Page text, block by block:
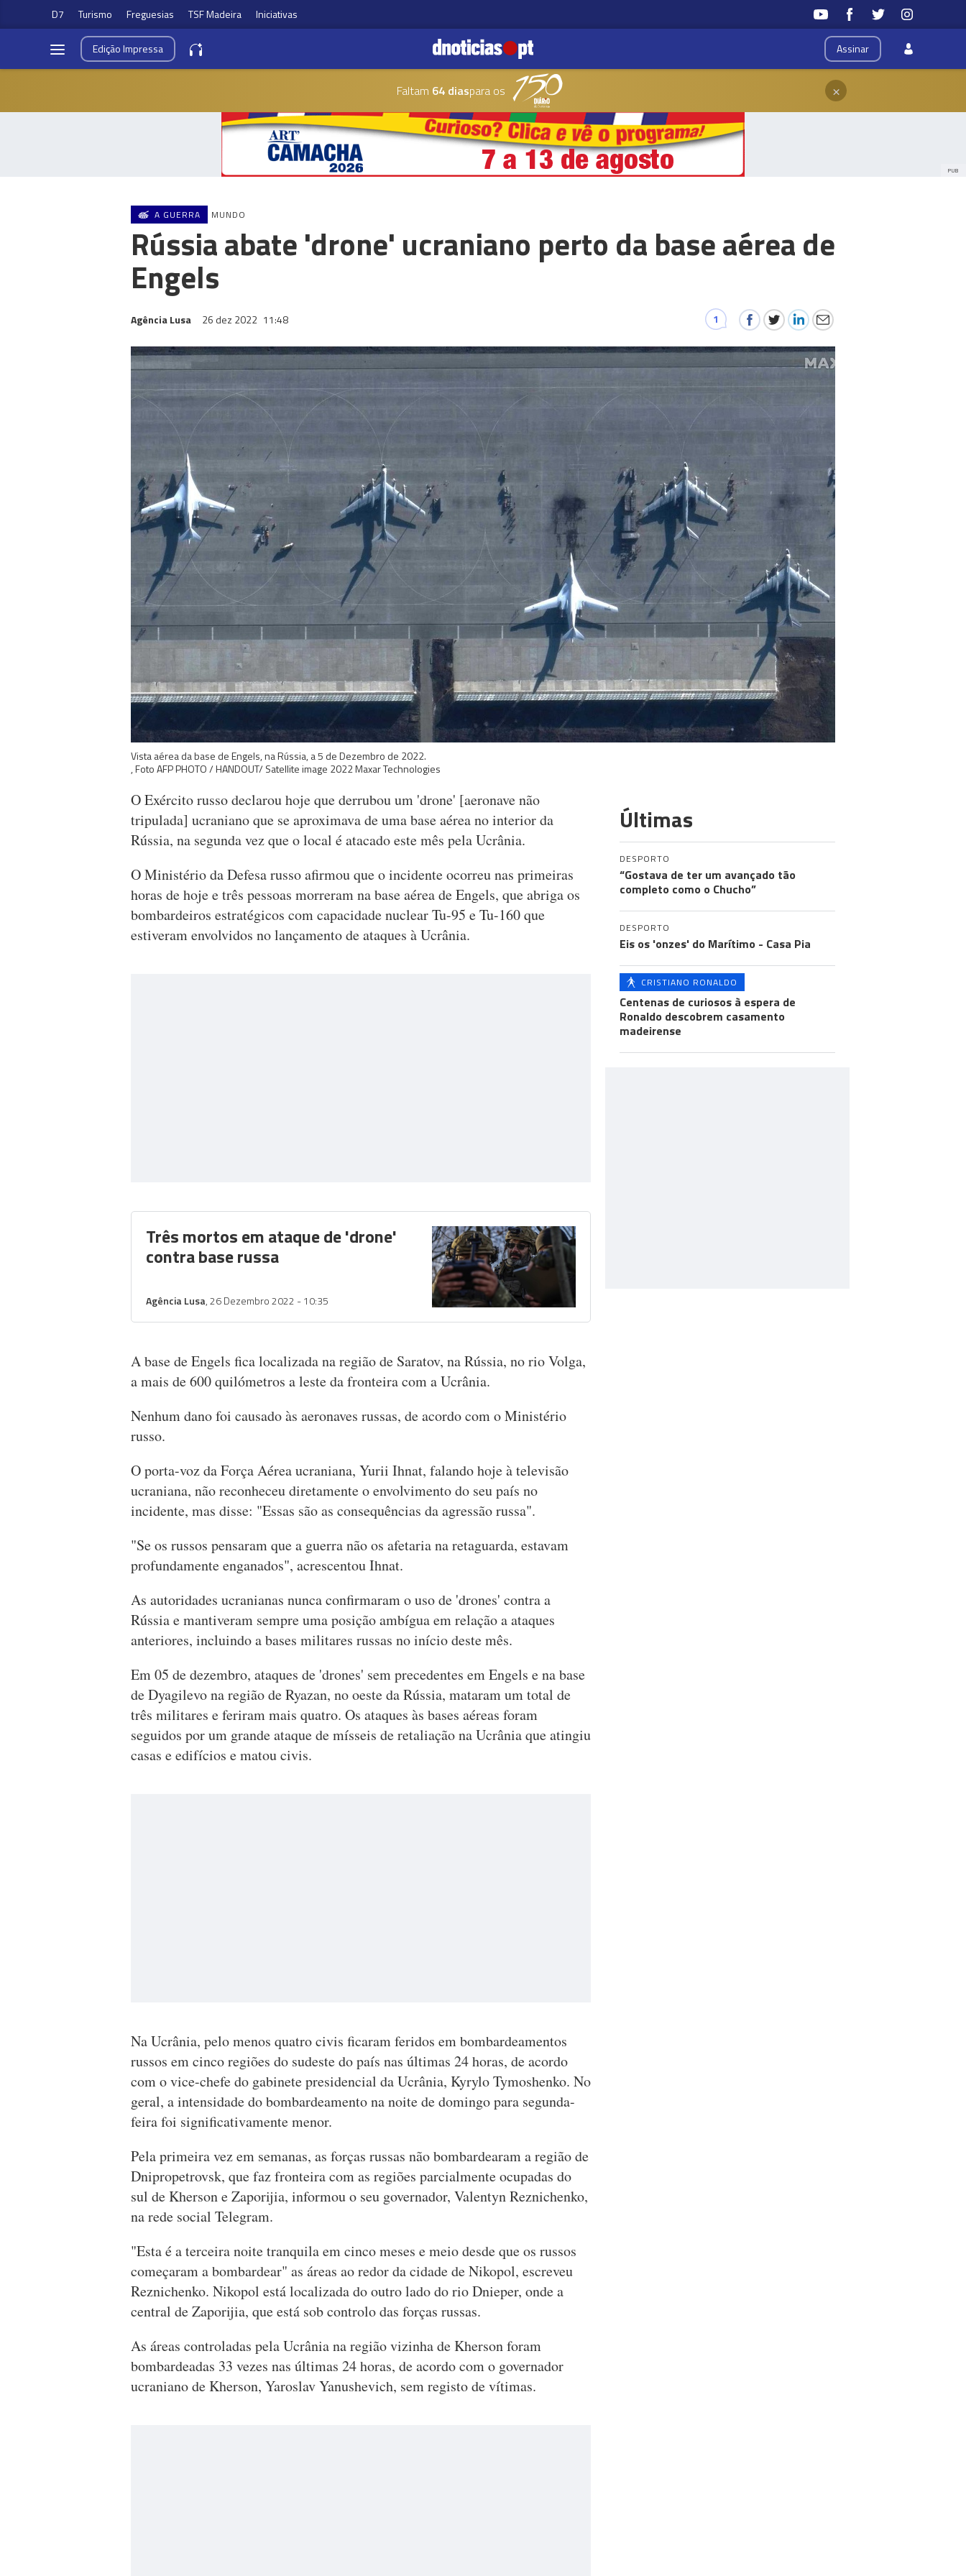
D7 Turismo Freguesias TSF Madeira Iniciativas
Assinar
EdiçãoImpressa
Faltam 64 diaspara os ×
PUB
A GUERRA MUNDO
Rússia abate 'drone' ucraniano perto da base aérea de
Engels
Agência Lusa 26 dez 2022 11:48 1
Vista aérea da base de Engels, na Rússia, a 5 de Dezembro de 2022.
, Foto AFP PHOTO / HANDOUT/ Satellite image 2022 Maxar Technologies
O Exército russo declarou hoje que derrubou um 'drone' [aeronave não
tripulada] ucraniano que se aproximava de uma base aérea no interior da
Rússia, na segunda vez que o local é atacado este mês pela Ucrânia.
O Ministério da Defesa russo afirmou que o incidente ocorreu nas primeiras
horas de hoje e três pessoas morreram na base aérea de Engels, que abriga os
bombardeiros estratégicos com capacidade nuclear Tu-95 e Tu-160 que
estiveram envolvidos no lançamento de ataques à Ucrânia.
Três mortos em ataque de 'drone'
contra base russa
Agência Lusa, 26 Dezembro 2022 - 10:35
A base de Engels fica localizada na região de Saratov, na Rússia, no rio Volga,
a mais de 600 quilómetros a leste da fronteira com a Ucrânia.
Nenhum dano foi causado às aeronaves russas, de acordo com o Ministério
russo.
O porta-voz da Força Aérea ucraniana, Yurii Ihnat, falando hoje à televisão
ucraniana, não reconheceu diretamente o envolvimento do seu país no
incidente, mas disse: "Essas são as consequências da agressão russa".
"Se os russos pensaram que a guerra não os afetaria na retaguarda, estavam
profundamente enganados", acrescentou Ihnat.
As autoridades ucranianas nunca confirmaram o uso de 'drones' contra a
Rússia e mantiveram sempre uma posição ambígua em relação a ataques
anteriores, incluindo a bases militares russas no início deste mês.
Em 05 de dezembro, ataques de 'drones' sem precedentes em Engels e na base
de Dyagilevo na região de Ryazan, no oeste da Rússia, mataram um total de
três militares e feriram mais quatro. Os ataques às bases aéreas foram
seguidos por um grande ataque de mísseis de retaliação na Ucrânia que atingiu
casas e edifícios e matou civis.
Na Ucrânia, pelo menos quatro civis ficaram feridos em bombardeamentos
russos em cinco regiões do sudeste do país nas últimas 24 horas, de acordo
com o vice-chefe do gabinete presidencial da Ucrânia, Kyrylo Tymoshenko. No
geral, a intensidade do bombardeamento na noite de domingo para segunda-
feira foi significativamente menor.
Pela primeira vez em semanas, as forças russas não bombardearam a região de
Dnipropetrovsk, que faz fronteira com as regiões parcialmente ocupadas do
sul de Kherson e Zaporijia, informou o seu governador, Valentyn Reznichenko,
na rede social Telegram.
"Esta é a terceira noite tranquila em cinco meses e meio desde que os russos
começaram a bombardear" as áreas ao redor da cidade de Nikopol, escreveu
Reznichenko. Nikopol está localizada do outro lado do rio Dnieper, onde a
central de Zaporijia, que está sob controlo das forças russas.
As áreas controladas pela Ucrânia na região vizinha de Kherson foram
bombardeadas 33 vezes nas últimas 24 horas, de acordo com o governador
ucraniano de Kherson, Yaroslav Yanushevich, sem registo de vítimas.
Últimas
DESPORTO
“Gostava de ter um avançado tão
completo como o Chucho”
DESPORTO
Eis os 'onzes' do Marítimo - Casa Pia
CRISTIANO RONALDO
Centenas de curiosos à espera de
Ronaldo descobrem casamento
madeirense